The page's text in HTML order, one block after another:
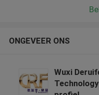
ONGEVEER ONS
Wuxi